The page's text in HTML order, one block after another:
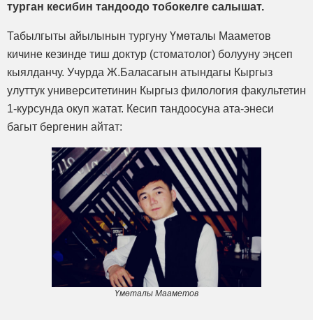
турган кесибин тандоодо тобокелге салышат.
Табылгыты айылынын тургуну Үмөталы Мааметов
кичине кезинде тиш доктур (стоматолог) болууну эңсеп
кыялданчу. Учурда Ж.Баласагын атындагы Кыргыз
улуттук университетинин Кыргыз филология факультетин
1-курсунда окуп жатат. Кесип тандоосуна ата-энеси
багыт бергенин айтат:
Үмөталы Мааметов